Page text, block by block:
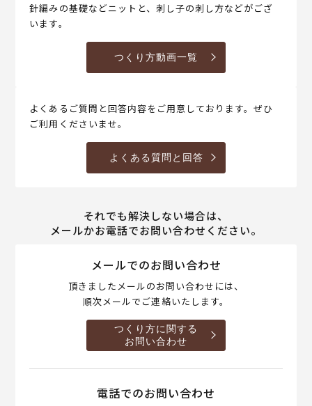
針編みの基礎などニットと、刺し子の刺し方などがござ
います。
つくり方動画一覧
よくあるご質問と回答内容をご用意しております。ぜひ
ご利用くださいませ。
よくある質問と回答
それでも解決しない場合は、
メールかお電話でお問い合わせください。
メールでのお問い合わせ
頂きましたメールのお問い合わせには、
順次メールでご連絡いたします。
つくり方に関する
お問い合わせ
電話でのお問い合わせ